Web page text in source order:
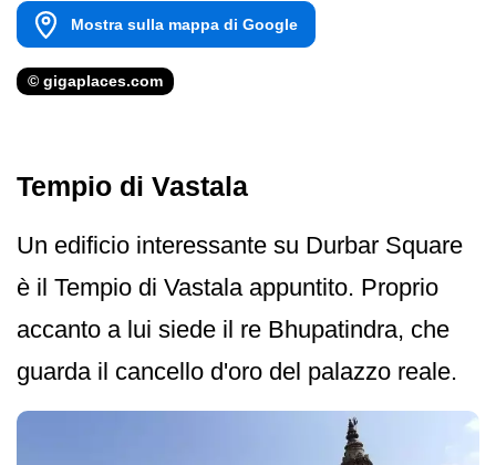
Mostra sulla mappa di Google
© gigaplaces.com
Tempio di Vastala
Un edificio interessante su Durbar Square
è il Tempio di Vastala appuntito. Proprio
accanto a lui siede il re Bhupatindra, che
guarda il cancello d'oro del palazzo reale.